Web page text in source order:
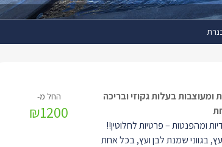
ומעוצבות בעלות גקוזי ובריכה
ומהפנטות – פרטיות לחלוטין!!
עץ, בגווני שמנת לבן ועץ, בכל אחת
₪1200